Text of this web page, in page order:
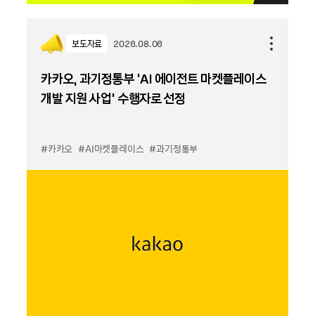
보도자료 2026.08.06
카카오, 과기정통부 ‘AI 에이전트 마켓플레이스
개발 지원 사업’ 수행자로 선정
#카카오 #AI마켓플레이스 #과기정통부